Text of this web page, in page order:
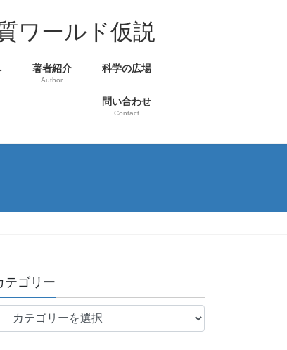
ワールド仮説
著者紹介
Author
科学の広場
問い合わせ
Contact
テゴリー